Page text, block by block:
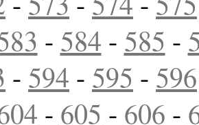
- 584 - 585 -
- 594 - 595 - 596
- 605 - 606 -